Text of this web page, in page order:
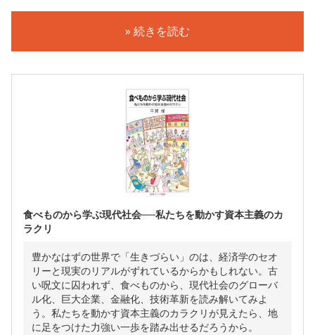
» 続きを読む
食べものから学ぶ現代社会──私たちを動かす資本主義のカ
ラクリ
豊かなはずの世界で「生きづらい」のは、経済学のセオ
リーと現実のリアルがずれているからかもしれない。古
い呪文に囚われず、食べものから、現代社会のグローバ
ル化、巨大企業、金融化、技術革新を読み解いてみよ
う。私たちを動かす資本主義のカラクリが見えたら、地
に足をつけた力強い一歩を踏み出せるだろうから。